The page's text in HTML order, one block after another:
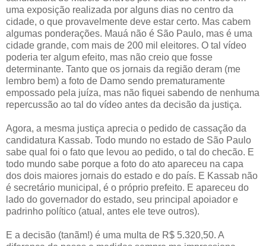
uma exposição realizada por alguns dias no centro da
cidade, o que provavelmente deve estar certo. Mas cabem
algumas ponderações. Mauá não é São Paulo, mas é uma
cidade grande, com mais de 200 mil eleitores. O tal vídeo
poderia ter algum efeito, mas não creio que fosse
determinante. Tanto que os jornais da região deram (me
lembro bem) a foto de Damo sendo prematuramente
empossado pela juíza, mas não fiquei sabendo de nenhuma
repercussão ao tal do vídeo antes da decisão da justiça.
Agora, a mesma justiça aprecia o pedido de cassação da
candidatura Kassab. Todo mundo no estado de São Paulo
sabe qual foi o fato que levou ao pedido, o tal do checão. E
todo mundo sabe porque a foto do ato apareceu na capa
dos dois maiores jornais do estado e do país. E Kassab não
é secretário municipal, é o próprio prefeito. E apareceu do
lado do governador do estado, seu principal apoiador e
padrinho político (atual, antes ele teve outros).
E a decisão (tanãm!) é uma multa de R$ 5.320,50. A